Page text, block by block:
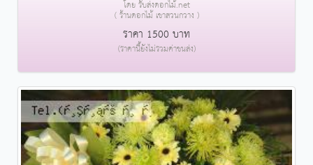
โดย รับส่งดอกไม้.net
( ร้านดอกไม้ เขาสวนกวาง )
ราคา 1500 บาท
(ราคานี้ยังไม่รวมค่าขนส่ง)